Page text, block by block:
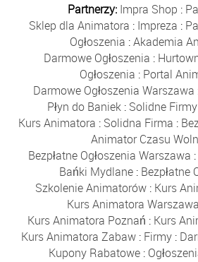
Partnerzy: Impra Shop :
Sklep dla Animatora : Impreza :
Ogłoszenia :Akademia
Darmowe Ogłoszenia :
Ogłoszenia : Portal
Darmowe Ogłoszenia Warszawa
Płyn do Baniek: Solidne Firmy
Kurs Animatora : Solidna Firma :
Animator Czasu
Bezpłatne Ogłoszenia Warszawa :
Bańki Mydlane: Bezpłatne
Szkolenie Animatorów: Kurs
Kurs Animatora Warszawa
Kurs Animatora Poznań : Kurs
Kurs Animatora Zabaw : Firmy :
Kupony Rabatowe :